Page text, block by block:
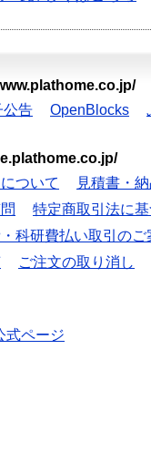
公告 OpenBlocks
ついて
見積書・
特定商取引法に
科研費払い取引のご
ご注文の取り消し
式ページ